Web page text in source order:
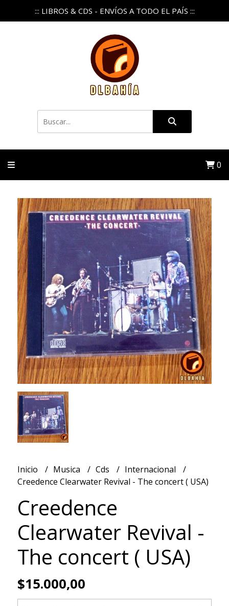
::: LIBROS & CDS - ENVÍOS A TODO EL PAÍS :::
0
Inicio Musica Cds
Internacional
Creedence Clearwater Revival - The concert ( USA)
Creedence
Clearwater Revival -
The concert ( USA)
$15.000,00